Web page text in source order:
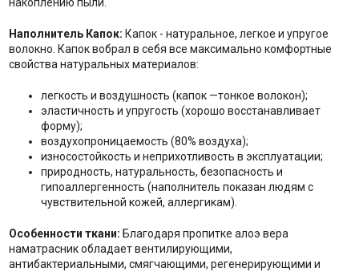
накоплению пыли.
Наполнитель Капок: Капок - натуральное, легкое и упругое
волокно. Капок вобрал в себя все максимально комфортные
свойства натуральных материалов:
легкость и воздушность (капок —тонкое волокон);
эластичность и упругость (хорошо восстанавливает
форму);
воздухопроницаемость (80% воздуха);
износостойкость и неприхотливость в эксплуатации;
природность, натуральность, безопасность и
гипоаллергенность (наполнитель показан людям с
чувствительной кожей, аллергикам).
Особенности ткани: Благодаря пропитке алоэ вера
наматрасник обладает вентилирующими,
антибактериальными, смягчающими, регенерирующими и